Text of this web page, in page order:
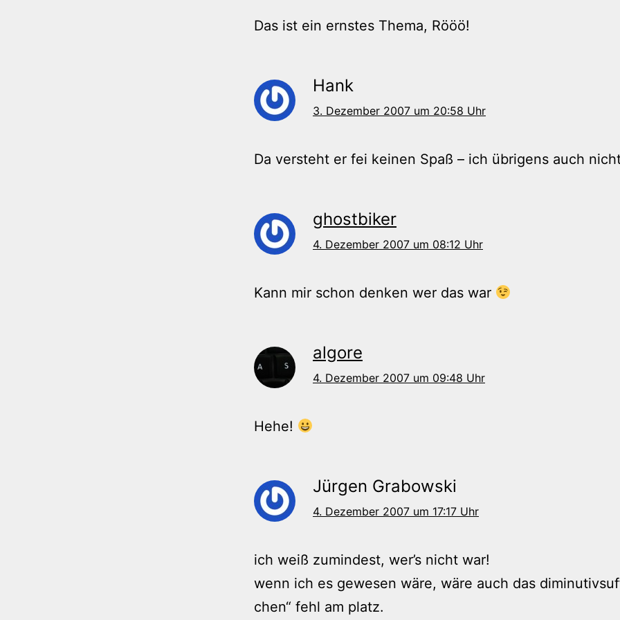
Das ist ein ernstes Thema, Rööö!
Hank
3. Dezember 2007 um 20:58 Uhr
Da versteht er fei keinen Spaß – ich übrigens auch
ghostbiker
4. Dezember 2007 um 08:12 Uhr
Kann mir schon denken wer das war
algore
4. Dezember 2007 um 09:48 Uhr
Hehe!
Jürgen Grabowski
4. Dezember 2007 um 17:17 Uhr
ich weiß zumindest, wer’s nicht war!
wenn ich es gewesen wäre, wäre auch das
chen“ fehl am platz.